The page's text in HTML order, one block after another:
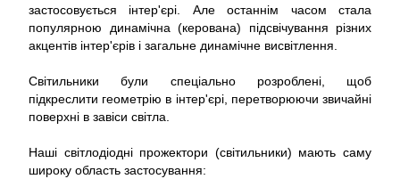
застосовується інтер'єрі. Але останнім часом стала
популярною динамічна (керована) підсвічування різних
акцентів інтер'єрів і загальне динамічне висвітлення.
Світильники були спеціально розроблені, щоб
підкреслити геометрію в інтер'єрі, перетворюючи звичайні
поверхні в завіси світла.
Наші світлодіодні прожектори (світильники) мають саму
широку область застосування: